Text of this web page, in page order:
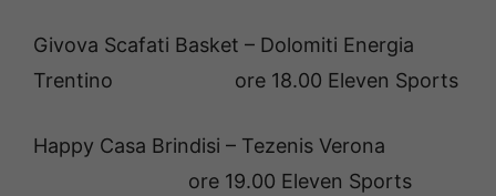
Givova Scafati Basket – Dolomiti Energia
Trentino ore 18.00 Eleven Sports
Happy Casa Brindisi – Tezenis Verona
ore 19.00 Eleven Sports